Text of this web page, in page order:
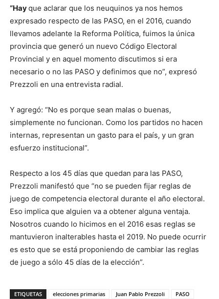
“Hayque aclarar que los neuquinos ya nos hemos
expresado respecto de las PASO, en el 2016, cuando
llevamos adelante la Reforma Política, fuimos la única
provincia que generó un nuevo Código Electoral
Provincial y en aquel momento discutimos si era
necesario o no las PASO y definimos que no”, expresó
Prezzoli en una entrevista radial.
Y agregó: “No es porque sean malas o buenas,
simplemente no funcionan. Como los partidos no hacen
internas, representan un gasto para el país, y un gran
esfuerzo institucional”.
Respecto a los 45 días que quedan para las PASO,
Prezzoli manifestó que “no se pueden fijar reglas de
juego de competencia electoral durante el año electoral.
Eso implica que alguien va a obtener alguna ventaja.
Nosotros cuando lo hicimos en el 2016 esas reglas se
mantuvieron inalterables hasta el 2019. No puede ocurrir
es esto que se está proponiendo de cambiar las reglas
de juego a sólo 45 días de la elección”.
ETIQUETAS elecciones primarias Juan Pablo Prezzoli PASO